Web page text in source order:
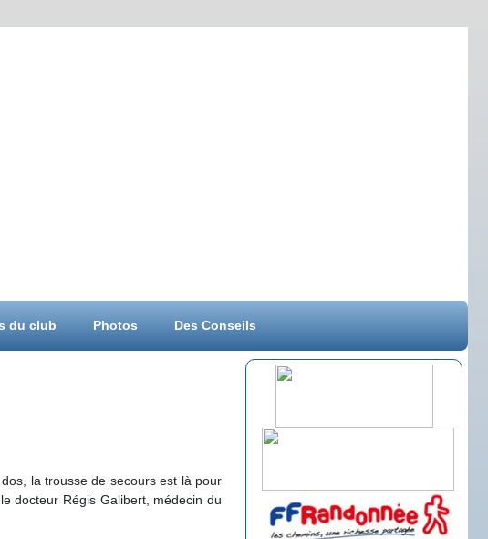
du club Photos Des Conseils
la trousse de secours est là pour
docteur Régis Galibert, médecin du